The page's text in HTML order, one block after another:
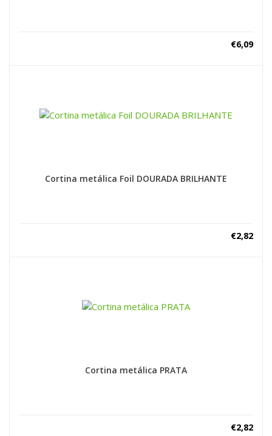
€6,09
Cortina metálica Foil DOURADA BRILHANTE
€2,82
Cortina metálica PRATA
€2,82